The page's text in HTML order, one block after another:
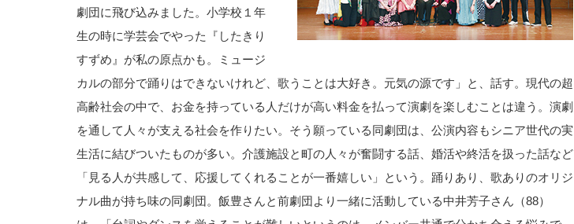
劇団に飛び込みました。小学校１年
生の時に学芸会でやった『したきり
すずめ』が私の原点かも。ミュージ
カルの部分で踊りはできないけれど、歌うことは大好き。元気の源です」と、話す。現代の超
高齢社会の中で、お金を持っている人だけが高い料金を払って演劇を楽しむことは違う。演劇
を通して人々が支える社会を作りたい。そう願っている同劇団は、公演内容もシニア世代の実
生活に結びついたものが多い。介護施設と町の人々が奮闘する話、婚活や終活を扱った話など
「見る人が共感して、応援してくれることが一番嬉しい」という。踊りあり、歌ありのオリジ
ナル曲が持ち味の同劇団。飯豊さんと前劇団より一緒に活動している中井芳子さん（88）